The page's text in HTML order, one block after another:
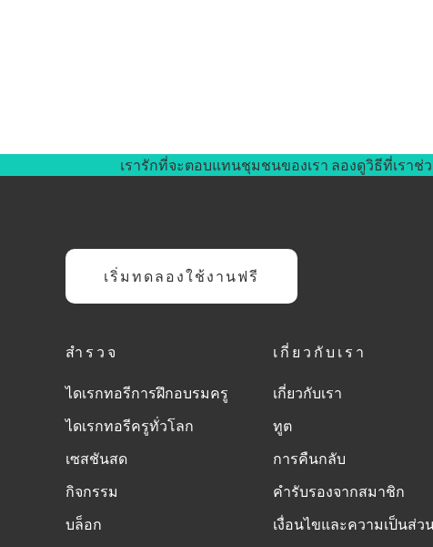
เรารักที่จะตอบแทนชุมชนของเรา ลองดูวิธีที่เราช่
เริ่มทดลองใช้งานฟรี
สำรวจ
ไดเรกทอรีการฝึกอบรมครู
ไดเรกทอรีครูทั่วโลก
เซสชันสด
กิจกรรม
บล็อก
เกี่ยวกับเรา
เกี่ยวกับเรา
ทูต
การคืนกลับ
คำรับรองจากสมาชิก
เงื่อนไขและความเป็นส่ว